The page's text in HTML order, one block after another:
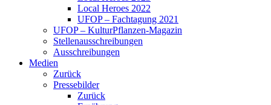
Local Heroes 2022
UFOP – Fachtagung 2021
UFOP – KulturPflanzen-Magazin
Stellenausschreibungen
Ausschreibungen
Medien
Zurück
Pressebilder
Zurück